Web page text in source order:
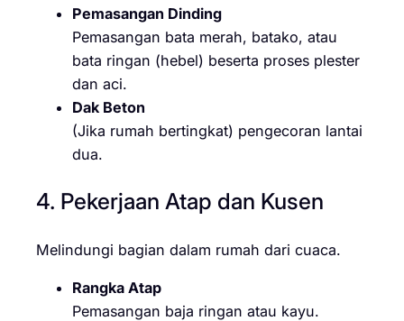
Pemasangan Dinding
Pemasangan bata merah, batako, atau
bata ringan (hebel) beserta proses plester
dan aci.
Dak Beton
(Jika rumah bertingkat) pengecoran lantai
dua.
4. Pekerjaan Atap dan Kusen
Melindungi bagian dalam rumah dari cuaca.
Rangka Atap
Pemasangan baja ringan atau kayu.